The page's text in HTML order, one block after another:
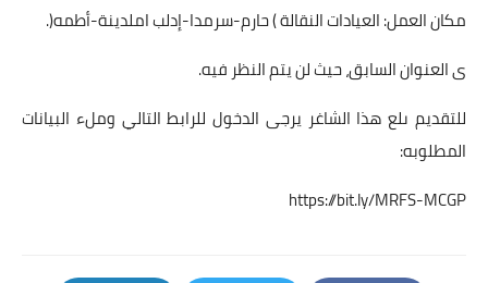
مكان العمل: العيادات النقالة ) حارم-سرمدا-إدلب املدينة-أطمه(.
ى العنوان السابق، حيث لن يتم النظر فيه.
للتقديم ىلع هذا الشاغر يرجى الدخول للرابط التالي وملء البيانات
المطلوبه:
https://bit.ly/MRFS-MCGP